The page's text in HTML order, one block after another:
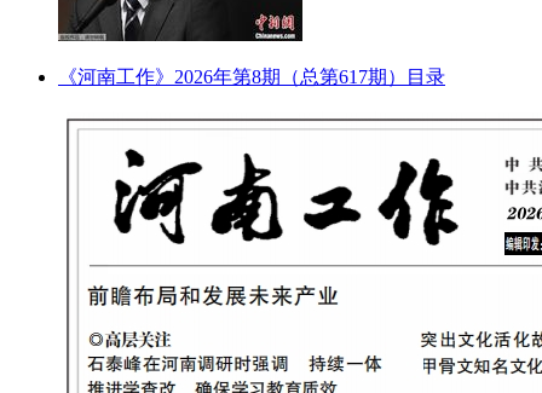
《河南工作》2026年第8期（总第617期）目录